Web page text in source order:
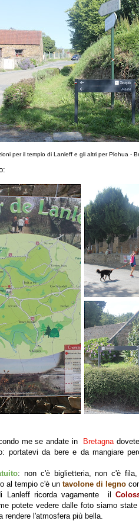
per il tempio di Lanleff e gli altri per Plohua -
me se andate in Bretagna
portatevi da bere e da mangiare
: non c'è biglietteria, non c'è
al tempio c'è un tavolone di legno
Lanleff ricorda vagamente il
potete vedere dalle foto siamo
rendere l'atmosfera più bella.